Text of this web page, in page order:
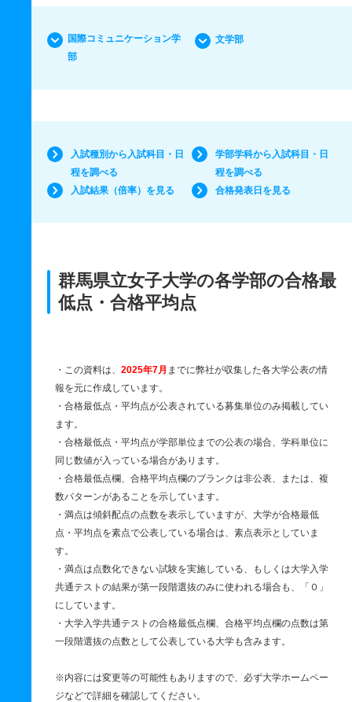
国際コミュニケーション学
部
文学部
入試種別から入試科目・日
程を調べる
学部学科から入試科目・日
程を調べる
入試結果（倍率）を見る
合格発表日を見る
群馬県立女子大学の各学部の合格最
低点・合格平均点
・この資料は、 2025年7月 までに弊社が収集した各大学公表の情
報を元に作成しています。
・合格最低点・平均点が公表されている募集単位のみ掲載してい
ます。
・合格最低点・平均点が学部単位までの公表の場合、学科単位に
同じ数値が入っている場合があります。
・合格最低点欄、合格平均点欄のブランクは非公表、または、複
数パターンがあることを示しています。
・満点は傾斜配点の点数を表示していますが、大学が合格最低
点・平均点を素点で公表している場合は、素点表示としていま
す。
・満点は点数化できない試験を実施している、もしくは大学入学
共通テストの結果が第一段階選抜のみに使われる場合も、「０」
にしています。
・大学入学共通テストの合格最低点欄、合格平均点欄の点数は第
一段階選抜の点数として公表している大学も含みます。
※内容には変更等の可能性もありますので、必ず大学ホームペー
ジなどで詳細を確認してください。